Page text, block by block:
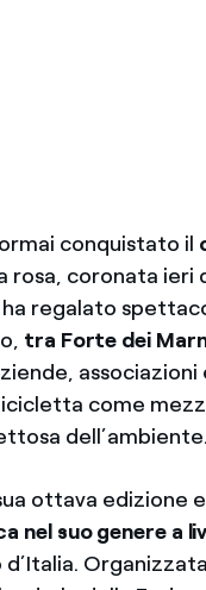
conquistato il
rosa, coronata ieri
ha regalato
tra Forte dei
come
dell’ambiente.
ottava edizione
nel suo genere a